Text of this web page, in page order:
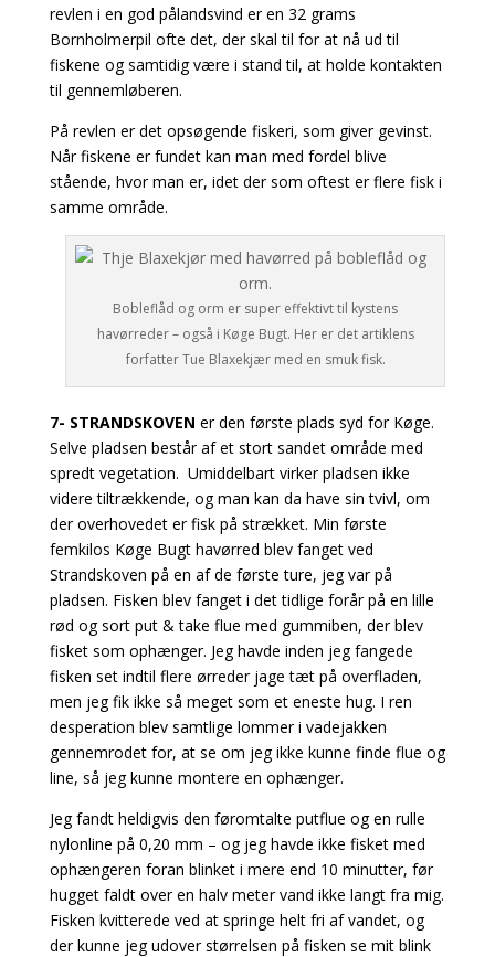
revlen i en god pålandsvind er en 32 grams
Bornholmerpil ofte det, der skal til for at nå ud til
fiskene og samtidig være i stand til, at holde kontakten
til gennemløberen.
På revlen er det opsøgende fiskeri, som giver gevinst.
Når fiskene er fundet kan man med fordel blive
stående, hvor man er, idet der som oftest er flere fisk i
samme område.
Bobleflåd og orm er super effektivt til kystens
havørreder – også i Køge Bugt. Her er det artiklens
forfatter Tue Blaxekjær med en smuk fisk.
7- STRANDSKOVEN er den første plads syd for Køge.
Selve pladsen består af et stort sandet område med
spredt vegetation. Umiddelbart virker pladsen ikke
videre tiltrækkende, og man kan da have sin tvivl, om
der overhovedet er fisk på strækket. Min første
femkilos Køge Bugt havørred blev fanget ved
Strandskoven på en af de første ture, jeg var på
pladsen. Fisken blev fanget i det tidlige forår på en lille
rød og sort put & take flue med gummiben, der blev
fisket som ophænger. Jeg havde inden jeg fangede
fisken set indtil flere ørreder jage tæt på overfladen,
men jeg fik ikke så meget som et eneste hug. I ren
desperation blev samtlige lommer i vadejakken
gennemrodet for, at se om jeg ikke kunne finde flue og
line, så jeg kunne montere en ophænger.
Jeg fandt heldigvis den føromtalte putflue og en rulle
nylonline på 0,20 mm – og jeg havde ikke fisket med
ophængeren foran blinket i mere end 10 minutter, før
hugget faldt over en halv meter vand ikke langt fra mig.
Fisken kvitterede ved at springe helt fri af vandet, og
der kunne jeg udover størrelsen på fisken se mit blink